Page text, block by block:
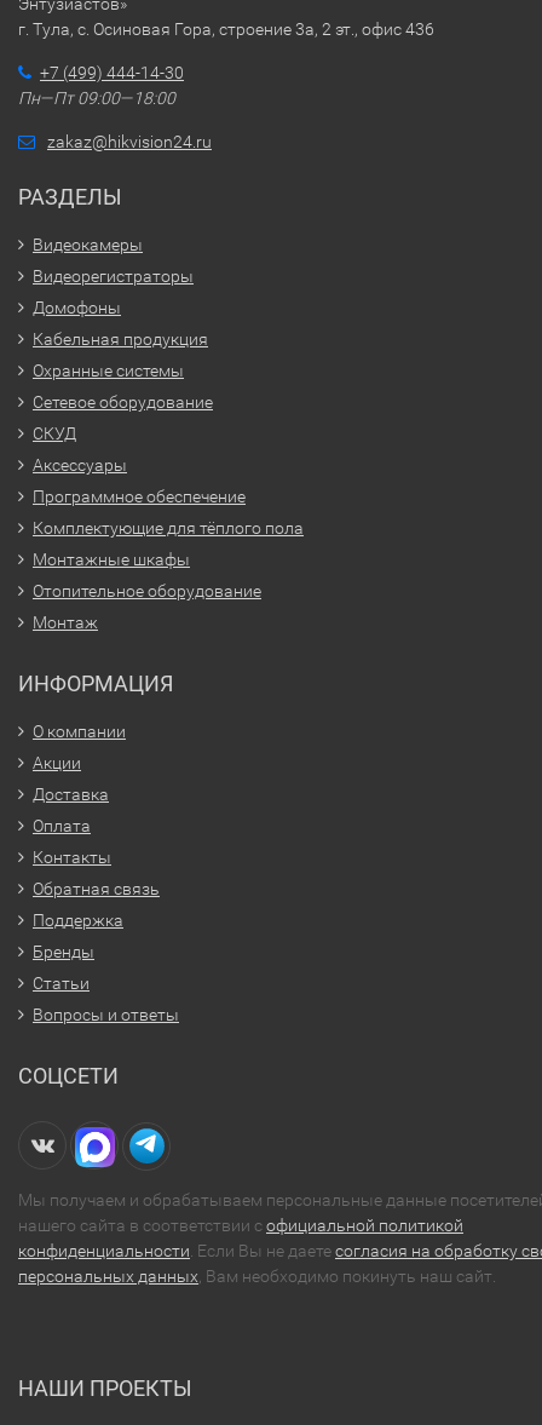
г. Тула, с. Осиновая Гора, строение 3а, 2 эт., офис 436
+7 (499) 444-14-30
Пн—Пт 09:00—18:00
zakaz@hikvision24.ru
РАЗДЕЛЫ
Видеокамеры
Видеорегистраторы
Домофоны
Кабельная продукция
Охранные системы
Сетевое оборудование
СКУД
Аксессуары
Программное обеспечение
Комплектующие для тёплого пола
Монтажные шкафы
Отопительное оборудование
Монтаж
ИНФОРМАЦИЯ
О компании
Акции
Доставка
Оплата
Контакты
Обратная связь
Поддержка
Бренды
Статьи
Вопросы и ответы
СОЦСЕТИ
Мы получаем и обрабатываем персональные данные
нашего сайта в соответствии софициальной политикой
конфиденциальности . Если Вы не даетесогласия на обработку
персональных данных , Вам необходимо покинуть наш сайт.
НАШИ ПРОЕКТЫ